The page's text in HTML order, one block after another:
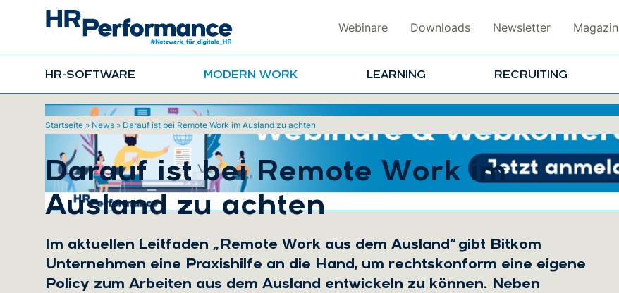
Webinare Downloads Newsletter Magazin
HR-SOFTWARE MODERN WORK LEARNING RECRUITING
Startseite » News » Darauf ist bei Remote Work im Ausland zu achten
Darauf ist bei Remote Work im
Ausland zu achten
Im aktuellen Leitfaden „Remote Work aus dem Ausland“ gibt Bitkom
Unternehmen eine Praxishilfe an die Hand, um rechtskonform eine eigene
Policy zum Arbeiten aus dem Ausland entwickeln zu können. Neben